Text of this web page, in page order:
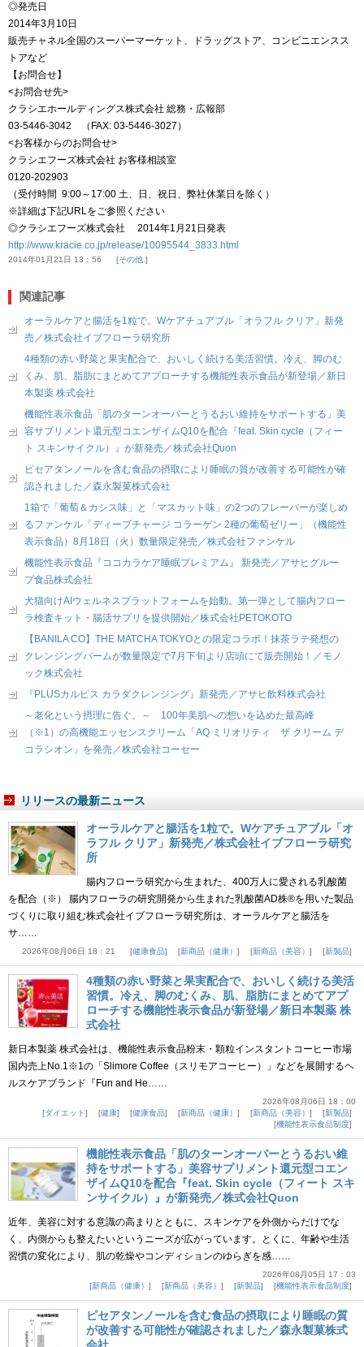
◎発売日
2014年3月10日
販売チャネル全国のスーパーマーケット、ドラッグストア、コンビニエンスス
トアなど
【お問合せ】
<お問合せ先>
クラシエホールディングス株式会社 総務・広報部
03-5446-3042 （FAX: 03-5446-3027）
<お客様からのお問合せ>
クラシエフーズ株式会社 お客様相談室
0120-202903
（受付時間 9:00～17:00 土、日、祝日、弊社休業日を除く）
※詳細は下記URLをご参照ください
◎クラシエフーズ株式会社 2014年1月21日発表
http://www.kracie.co.jp/release/10095544_3833.html
2014年01月21日 13：56 その他.
関連記事
オーラルケアと腸活を1粒で。Wケアチュアブル「オラフル クリア」新発
売／株式会社イブフローラ研究所
4種類の赤い野菜と果実配合で、おいしく続ける美活習慣。冷え、脚のむ
くみ、肌、脂肪にまとめてアプローチする機能性表示食品が新登場／新日
本製薬 株式会社
機能性表示食品「肌のターンオーバーとうるおい維持をサポートする」美
容サプリメント還元型コエンザイムQ10を配合『feat. Skin cycle（フィー
ト スキンサイクル）』が新発売／株式会社Quon
ピセアタンノールを含む食品の摂取により睡眠の質が改善する可能性が確
認されました／森永製菓株式会社
1箱で「葡萄＆カシス味」と「マスカット味」の2つのフレーバーが楽しめ
るファンケル「ディープチャージ コラーゲン 2種の葡萄ゼリー」（機能性
表示食品）8月18日（火）数量限定発売／株式会社ファンケル
機能性表示食品『ココカラケア睡眠プレミアム』 新発売／アサヒグルー
プ食品株式会社
犬猫向けAIウェルネスプラットフォームを始動。第一弾として腸内フロー
ラ検査キット・腸活サプリを提供開始／株式会社PETOKOTO
【BANILA CO】THE MATCHA TOKYOとの限定コラボ！抹茶ラテ発想の
クレンジングバームが数量限定で7月下旬より店頭にて販売開始！／モノ
ック株式会社
『PLUSカルピス カラダクレンジング』新発売／アサヒ飲料株式会社
～老化という摂理に告ぐ。～ 100年美肌への想いを込めた最高峰
（※1）の高機能エッセンスクリーム「AQ ミリオリティ ザ クリーム デ
コラシオン」を発売／株式会社コーセー
リリースの最新ニュース
オーラルケアと腸活を1粒で。Wケアチュアブル「オ
ラフル クリア」新発売／株式会社イブフローラ研究
所
腸内フローラ研究から生まれた、400万人に愛される乳酸菌
を配合（※） 腸内フローラの研究開発から生まれた乳酸菌AD株®を用いた製品
づくりに取り組む株式会社イブフローラ研究所は、オーラルケアと腸活を
サ……
2026年08月06日 18：21 健康食品 新商品（健康） 新商品（美容） 新製品
4種類の赤い野菜と果実配合で、おいしく続ける美活
習慣。冷え、脚のむくみ、肌、脂肪にまとめてアプ
ローチする機能性表示食品が新登場／新日本製薬 株
式会社
新日本製薬 株式会社は、機能性表示食品粉末・顆粒インスタントコーヒー市場
国内売上No.1※1の「Slimore Coffee（スリモアコーヒー）」などを展開するヘ
ルスケアブランド『Fun and He……
2026年08月06日 18：00
ダイエット
健康 健康食品 新商品（健康） 新商品（美容）
新製品
機能性表示食品制度
機能性表示食品「肌のターンオーバーとうるおい維
持をサポートする」美容サプリメント還元型コエン
ザイムQ10を配合『feat. Skin cycle（フィート スキ
ンサイクル）』が新発売／株式会社Quon
近年、美容に対する意識の高まりとともに、スキンケアを外側からだけでな
く、内側からも整えたいというニーズが広がっています。とくに、年齢や生活
習慣の変化により、肌の乾燥やコンディションのゆらぎを感……
2026年08月05日 17：03
新商品（健康）
新商品（美容） 新製品 機能性表示食品制度
ピセアタンノールを含む食品の摂取により睡眠の質
が改善する可能性が確認されました／森永製菓株式